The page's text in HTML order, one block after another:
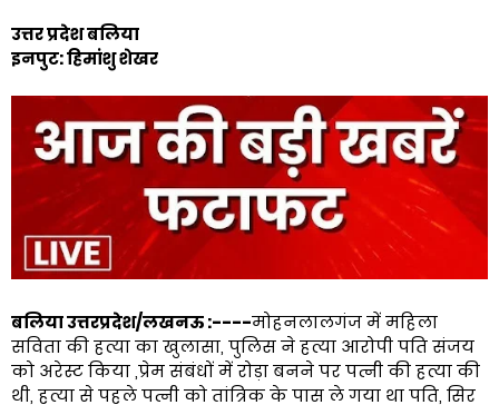
उत्तर प्रदेश बलिया
इनपुट: हिमांशु शेखर
बलिया उत्तरप्रदेश/लखनऊ :----मोहनलालगंज में महिला
सविता की हत्या का खुलासा, पुलिस ने हत्या आरोपी पति संजय
को अरेस्ट किया ,प्रेम संबंधों में रोड़ा बनने पर पत्नी की हत्या की
थी, हत्या से पहले पत्नी को तांत्रिक के पास ले गया था पति, सिर